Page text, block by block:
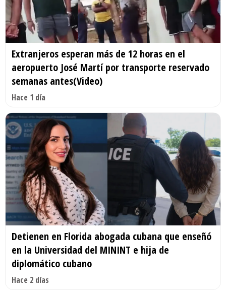
Extranjeros esperan más de 12 horas en el
aeropuerto José Martí por transporte reservado
semanas antes(Video)
Hace 1 día
Detienen en Florida abogada cubana que enseñó
en la Universidad del MININT e hija de
diplomático cubano
Hace 2 días